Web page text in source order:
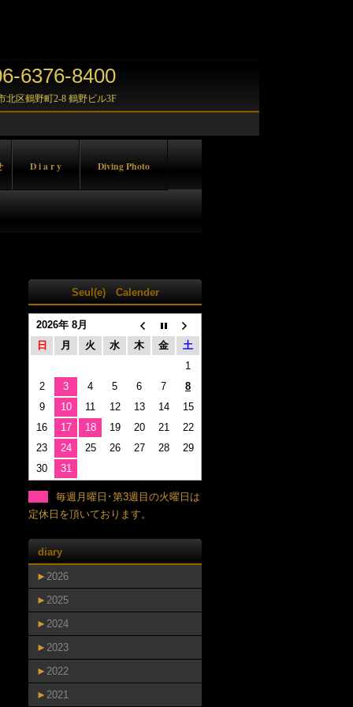
6376-8400
北区鶴野町2-8 鶴野ビル3F
D i a r y Diving Photo
Seul(e) Calender
2026年 8月
日
月 火 水 木 金
土
1
2
3 4 5 6 7
8
9
10 11 12 13 14
15
16
17 18 19 20 21
22
23
24 25 26 27 28
29
30
31
毎週月曜日･第3週目の火曜日は
定休日を頂いております。
diary
► 2026
► 2025
► 2024
► 2023
► 2022
► 2021